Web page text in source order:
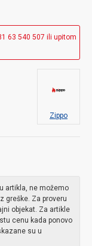
63 540 507 ili upitom
Zippo
artikla, ne možemo
greške. Za proveru
objekat. Za artikle
cenu kada ponovo
su u